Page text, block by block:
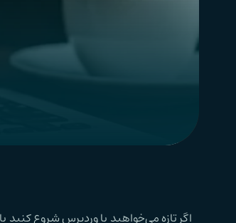
اگر تازه می‌خواهید با وردپرس شروع